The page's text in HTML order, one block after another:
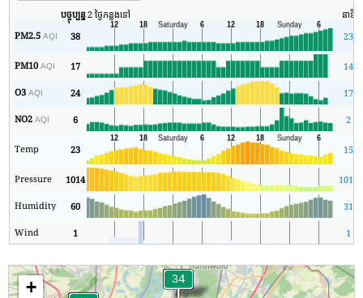
បច្ចុប្បន្ន2 ថ្ងៃកន្លងទៅ នាទី
PM2.5AQI 38 23
PM10AQI 17 14
O3AQI 24 17
NO2AQI 6 2
Temp 23 15
Pressure 1014 1014
Humidity 60 31
Wind 1 1
+